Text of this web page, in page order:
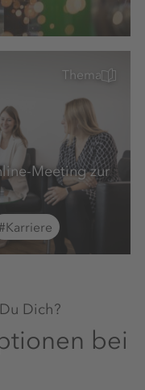
Thema
Meeting zur
#Karriere
Dich?
bei